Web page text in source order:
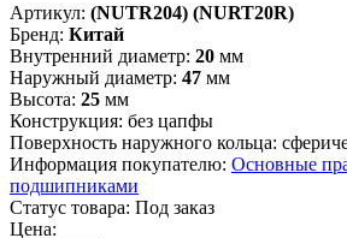
Артикул: (NUTR204) (NURT20R)
Бренд: Китай
Внутренний диаметр: 20 мм
Наружный диаметр: 47 мм
Высота: 25 мм
Конструкция: без цапфы
Поверхность наружного кольца:
Информация покупателю: Основные
подшипниками
Статус товара: Под заказ
Цена: